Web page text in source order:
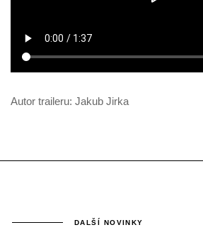
Autor traileru: Jakub Jirka
DALŠÍ NOVINKY